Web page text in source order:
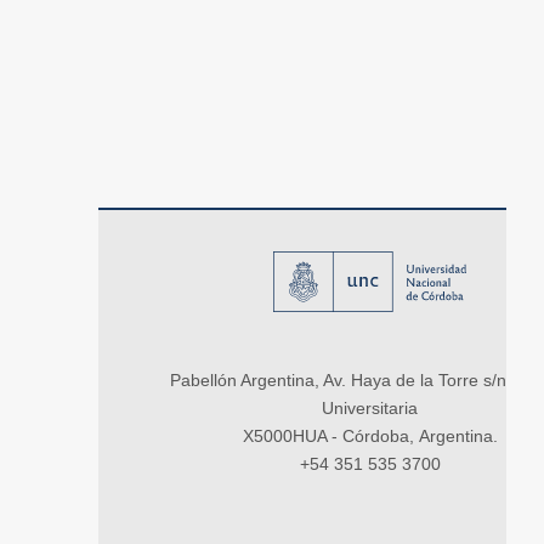
Pabellón Argentina, Av. Haya de la Torre s/n,
Universitaria
X5000HUA - Córdoba, Argentina.
+54 351 535 3700